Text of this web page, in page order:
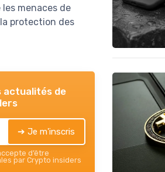
menaces de
protection des
actualités de
➔ Je m'inscris
d’être
par Crypto insiders